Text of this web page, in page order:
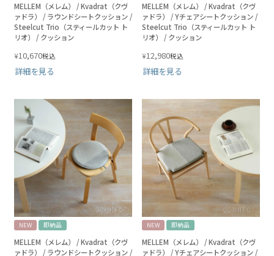
MELLEM（メレム） / Kvadrat（クヴ
ァドラ） / ラウンドシートクッション /
Steelcut Trio（スティールカット ト
リオ） / クッション
¥10,670税込
詳細を見る
MELLEM（メレム） / Kvadrat（クヴ
ァドラ） / Yチェアシートクッション /
Steelcut Trio（スティールカット ト
リオ） / クッション
¥12,980税込
詳細を見る
NEW 即納品
MELLEM（メレム） / Kvadrat（クヴ
ァドラ） / ラウンドシートクッション /
NEW 即納品
MELLEM（メレム） / Kvadrat（クヴ
ァドラ） / Yチェアシートクッション /